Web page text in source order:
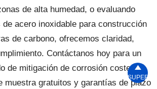
de alta humedad, o evaluando
de acero inoxidable para construcción
de carbono, ofrecemos claridad,
Contáctanos hoy para un
de mitigación de corrosión costera,
muestra gratuitos y garantías de plazo
